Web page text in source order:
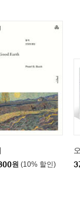
원 (10% 할인)